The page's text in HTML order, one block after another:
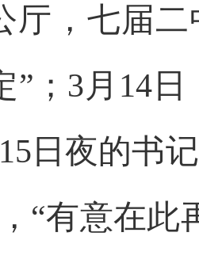
厅，七届
”；3月14
日夜的书
“有意在此